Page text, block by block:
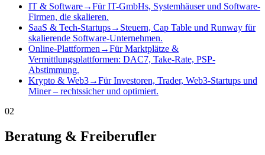
IT & Software→Für IT-GmbHs, Systemhäuser und Software-
Firmen, die skalieren.
SaaS & Tech-Startups→ Steuern, Cap Table und Runway für
skalierende Software-Unternehmen.
Online-Plattformen →Für Marktplätze &
Vermittlungsplattformen: DAC7, Take-Rate, PSP-
Abstimmung.
Krypto & Web3→Für Investoren, Trader, Web3-Startups und
Miner – rechtssicher und optimiert.
02
Beratung & Freiberufler